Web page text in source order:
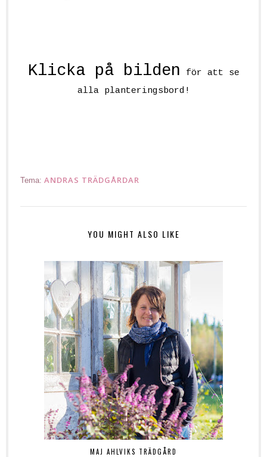
Klicka på bilden för att se
alla planteringsbord!
Tema: ANDRAS TRÄDGÅRDAR
YOU MIGHT ALSO LIKE
MAJ AHLVIKS TRÄDGÅRD